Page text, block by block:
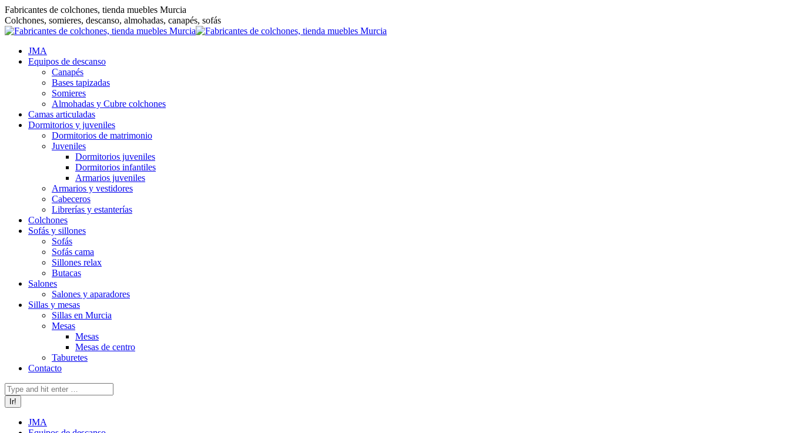
Saltar
al
contenido
Fabricantes de colchones, tienda muebles Murcia
Colchones, somieres, descanso, almohadas, canapés, sofás
JMA
Equipos de descanso
Canapés
Bases tapizadas
Somieres
Almohadas y Cubre colchones
Camas articuladas
Dormitorios y juveniles
Dormitorios de matrimonio
Juveniles
Dormitorios juveniles
Dormitorios infantiles
Armarios juveniles
Armarios y vestidores
Cabeceros
Librerías y estanterías
Colchones
Sofás y sillones
Sofás
Sofás cama
Sillones relax
Butacas
Salones
Salones y aparadores
Sillas y mesas
Sillas en Murcia
Mesas
Mesas
Mesas de centro
Taburetes
Contacto
Buscar:
JMA